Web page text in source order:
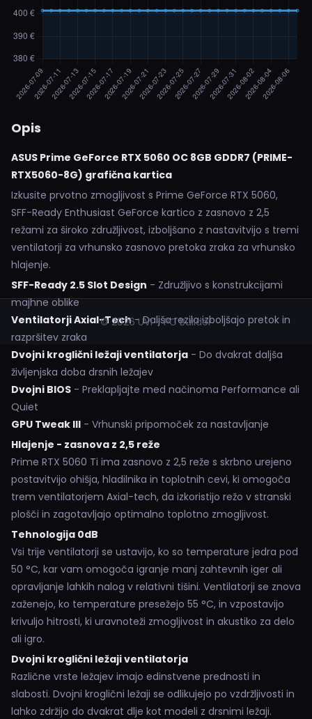
Opis
ASUS Prime GeForce RTX 5060 OC 8GB GDDR7 (PRIME-
RTX5060-8G) grafična kartica
Izkusite prvotno zmogljivost s Prime GeForce RTX 5060,
SFF-Ready Enthusiast GeForce kartico z zasnovo z 2,5
režami za široko združljivost, izboljšano z nastavitvijo s tremi
ventilatorji za vrhunsko zasnovo pretoka zraka za vrhunsko
hlajenje.
SFF-Ready 2.5 Slot Design - Združljivo s konstrukcijami
majhne oblike
Ventilatorji Axial-Tech- Daljša rezila izboljšajo pretok in
razpršitev zraka
Dvojni kroglični ležaji ventilatorja - Do dvakrat daljša
življenjska doba drsnih ležajev
Dvojni BIOS - Preklapljajte med načinoma Performance ali
Quiet
GPU Tweak III - Vrhunski pripomoček za nastavljanje
Hlajenje - zasnova z 2,5 reže
Prime RTX 5060 Ti ima zasnovo z 2,5 reže s skrbno urejeno
postavitvijo ohišja, hladilnika in toplotnih cevi, ki omogoča
trem ventilatorjem Axial-tech, da izkoristijo režo v stranski
plošči in zagotavljajo optimalno toplotno zmogljivost.
Tehnologija 0dB
Vsi trije ventilatorji se ustavijo, ko so temperature jedra pod
50 °C, kar vam omogoča igranje manj zahtevnih iger ali
opravljanje lahkih nalog v relativni tišini. Ventilatorji se znova
zaženejo, ko temperature presežejo 55 °C, in vzpostavijo
krivuljo hitrosti, ki uravnoteži zmogljivost in akustiko za delo
ali igro.
Dvojni kroglični ležaji ventilatorja
Različne vrste ležajev imajo edinstvene prednosti in
slabosti. Dvojni kroglični ležaji se odlikujejo po vzdržljivosti in
lahko zdržijo do dvakrat dlje kot modeli z drsnimi ležaji.
© 2026 UVI - PC Builder